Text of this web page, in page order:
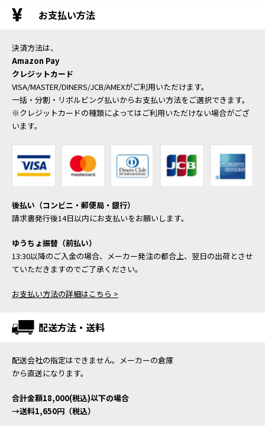
お支払い方法
決済方法は、
Amazon Pay
クレジットカード
VISA/MASTER/DINERS/JCB/AMEXがご利用いただけます。
一括・分割・リボルビング払いからお支払い方法をご選択できます。
※クレジットカードの種類によってはご利用いただけない場合がござ
います。
後払い（コンビニ・郵便局・銀行）
請求書発行後14日以内にお支払いをお願いします。
ゆうちょ振替（前払い）
13:30以降のご入金の場合、メーカー発注の都合上、翌日の出荷とさせ
ていただきますのでご了承ください。
お支払い方法の詳細はこちら >
配送方法・送料
配送会社の指定はできません。メーカーの倉庫
から直送になります。
合計金額18,000(税込)以下の場合
→送料1,650円（税込）